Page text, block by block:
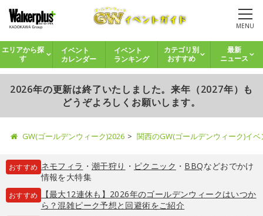
MENU
エリアから探
す
イベント
カレンダー
イベント
ランキング
カテゴリ別
おすすめ
最新
ニュース
2026年の更新は終了いたしました。来年（2027年）も
どうぞよろしくお願いします。
GW(ゴールデンウィーク)2026 関西のGW(ゴールデンウィーク)イ
おすすめ ネモフィラ ・ 潮干狩り ・ ピクニック ・ BBQなどおでかけ
情報を大特集
おすすめ
【最大12連休も】2026年のゴールデンウィークはいつか
ら？混雑ピーク予想と回避術をご紹介